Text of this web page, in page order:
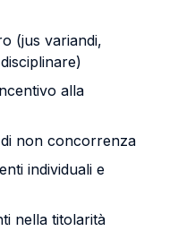
(jus variandi,
alla
non concorrenza
individuali e
nella titolarità